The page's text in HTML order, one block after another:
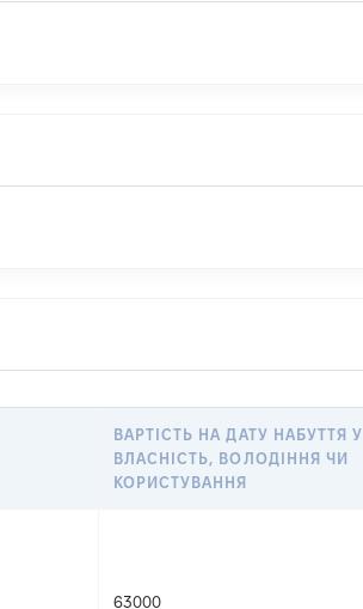
ВАРТІСТЬ НА ДАТУ НАБУТТЯ У
ВЛАСНІСТЬ, ВОЛОДІННЯ ЧИ
КОРИСТУВАННЯ
63000